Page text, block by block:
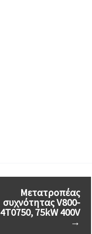
Μετατροπέας
συχνότητας V800-
4T0750, 75kW 400V
→